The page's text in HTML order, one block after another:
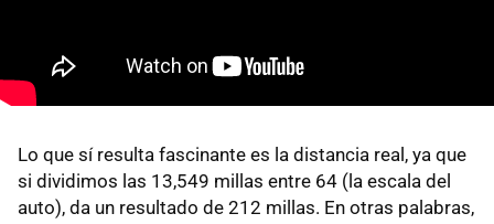
Lo que sí resulta fascinante es la distancia real, ya que
si dividimos las 13,549 millas entre 64 (la escala del
auto), da un resultado de 212 millas. En otras palabras,